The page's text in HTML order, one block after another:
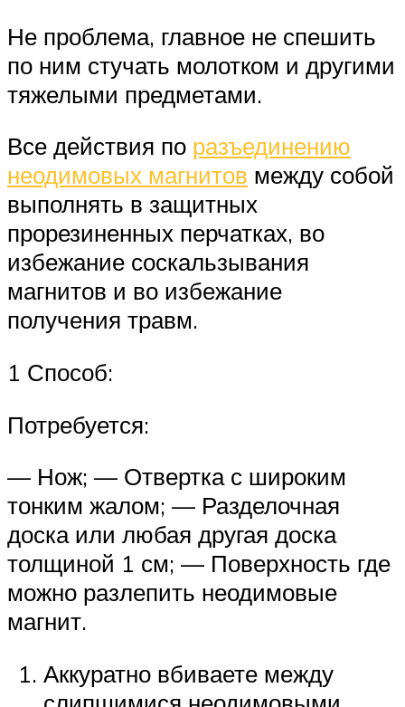
Не проблема, главное не спешить
по ним стучать молотком и другими
тяжелыми предметами.
Все действия по разъединению
неодимовых магнитов между собой
выполнять в защитных
прорезиненных перчатках, во
избежание соскальзывания
магнитов и во избежание
получения травм.
1 Способ:
Потребуется:
— Нож; — Отвертка с широким
тонким жалом; — Разделочная
доска или любая другая доска
толщиной 1 см; — Поверхность где
можно разлепить неодимовые
магнит.
Аккуратно вбиваете между